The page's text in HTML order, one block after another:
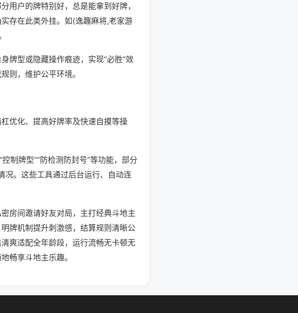
用户的牌特别好，总是能拿到好牌，
存在此类外挂。如(逸趣麻将,老家游
牌型或隐藏操作痕迹，实现“必胜”效
则，维护公平环境。
优化、提高好牌率及快速自摸等操
制牌型”“防检测防封号”等功能，部分
况。这些工具通过后台运行、自动连
房间邀请好友对局，主打经典斗地主
牌机制提升刺激感，结算规则清晰公
爽适配全年龄段，运行流畅无卡顿无
畅享斗地主乐趣。